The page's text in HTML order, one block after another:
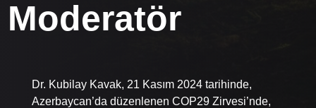
Moderatör
Dr. Kubilay Kavak, 21 Kasım 2024 tarihinde,
Azerbaycan’da düzenlenen COP29 Zirvesi’nde,